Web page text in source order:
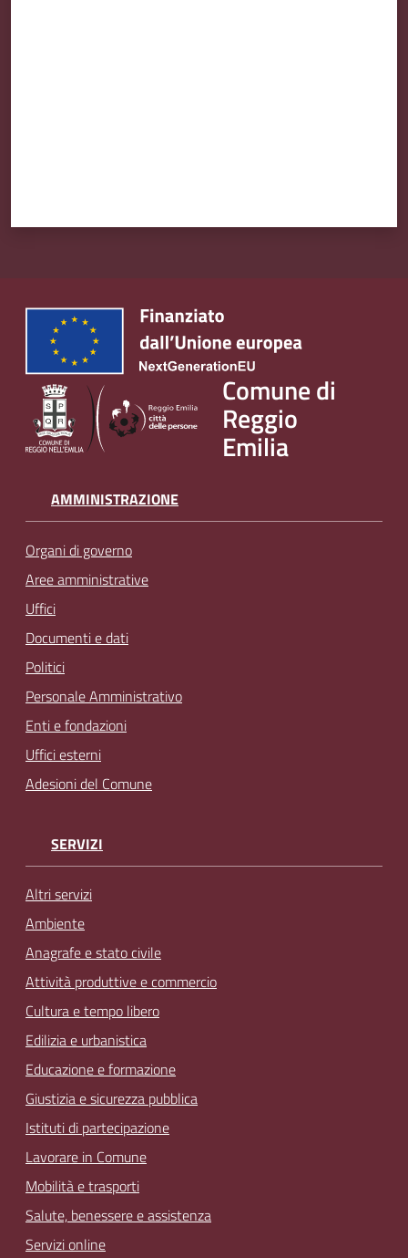
Comune di
Reggio
Emilia
AMMINISTRAZIONE
Organi di governo
Aree amministrative
Uffici
Documenti e dati
Politici
Personale Amministrativo
Enti e fondazioni
Uffici esterni
Adesioni del Comune
SERVIZI
Altri servizi
Ambiente
Anagrafe e stato civile
Attività produttive e commercio
Cultura e tempo libero
Edilizia e urbanistica
Educazione e formazione
Giustizia e sicurezza pubblica
Istituti di partecipazione
Lavorare in Comune
Mobilità e trasporti
Salute, benessere e assistenza
Servizi online